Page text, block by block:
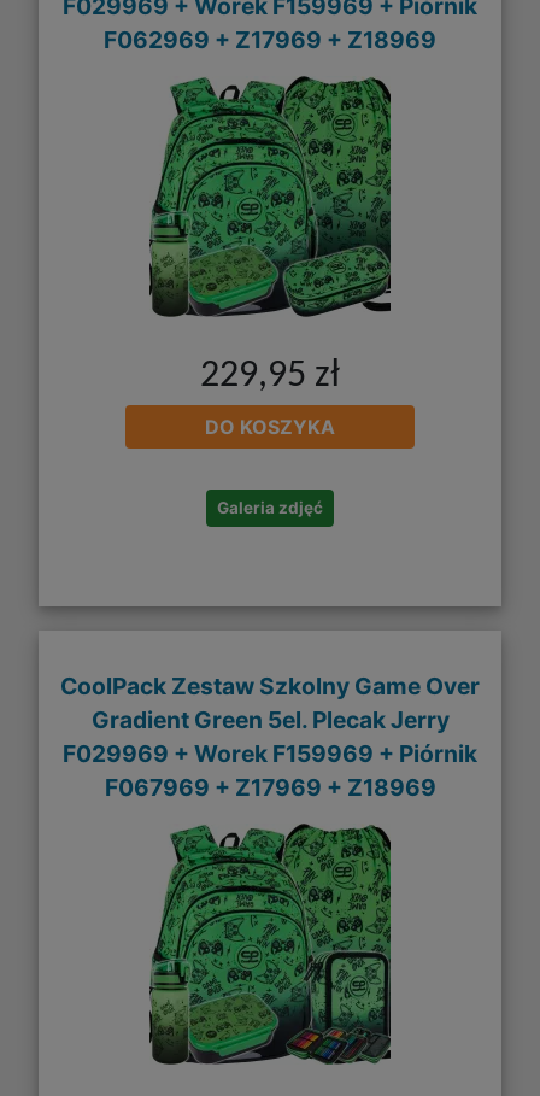
F062969 + Z17969 + Z18969
229,95 zł
DO KOSZYKA
Galeria zdjęć
CoolPack Zestaw Szkolny Game Over
Gradient Green 5el. Plecak Jerry
F029969 + Worek F159969 + Piórnik
F067969 + Z17969 + Z18969